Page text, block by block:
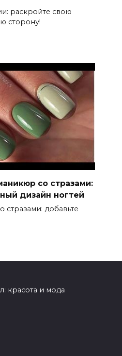
раскройте свою
сторону!
со стразами:
дизайн ногтей
добавьте
красота и мода